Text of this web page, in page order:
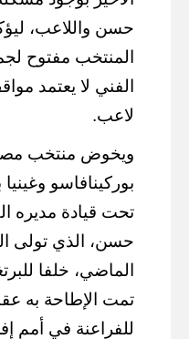
حسن واللاعب،
المنتخب مفتوح
الفني لا يعتمد
لاعب.
ويخوض منتخب مصر
بوركينافاسو
تحت قيادة مديره
حسن، الذي تولى
الماضي، خلفا
تمت الإطاحة به
للفراعنة في أمم